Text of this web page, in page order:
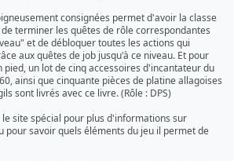
consignées permet d'avoir la classe
terminer les quêtes de rôle correspondantes
et de débloquer toutes les actions qui
aux quêtes de job jusqu'à ce niveau. Et pour
un lot de cinq accessoires d'incantateur du
ainsi que cinquante pièces de platine allagoises
sont livrés avec ce livre. (Rôle : DPS)
site spécial pour plus d'informations sur
pour savoir quels éléments du jeu il permet de